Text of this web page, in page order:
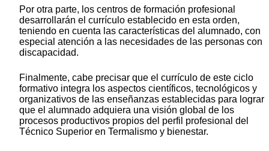
Por otra parte, los centros de formación profesional
desarrollarán el currículo establecido en esta orden,
teniendo en cuenta las características del alumnado, con
especial atención a las necesidades de las personas con
discapacidad.
Finalmente, cabe precisar que el currículo de este ciclo
formativo integra los aspectos científicos, tecnológicos y
organizativos de las enseñanzas establecidas para lograr
que el alumnado adquiera una visión global de los
procesos productivos propios del perfil profesional del
Técnico Superior en Termalismo y bienestar.